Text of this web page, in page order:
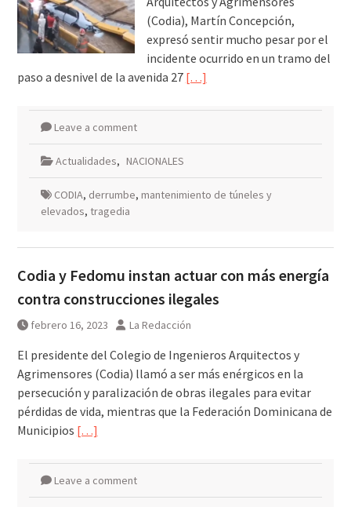
(Codia), Martín Concepción,
expresó sentir mucho pesar por el
incidente ocurrido en un tramo del
paso a desnivel de la avenida 27 […]
Leave a comment
Actualidades, NACIONALES
CODIA, derrumbe, mantenimiento de túneles y
elevados, tragedia
Codia y Fedomu instan actuar con más energía
contra construcciones ilegales
febrero 16, 2023 La Redacción
El presidente del Colegio de Ingenieros Arquitectos y
Agrimensores (Codia) llamó a ser más enérgicos en la
persecución y paralización de obras ilegales para evitar
pérdidas de vida, mientras que la Federación Dominicana de
Municipios […]
Leave a comment